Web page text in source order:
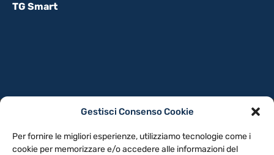
Gestisci Consenso Cookie
Per fornire le migliori esperienze, utilizziamo tecnologie come i
cookie per memorizzare e/o accedere alle informazioni del
TG Smart
NOTE LEGALI
CONTATTACI PREFERENZE